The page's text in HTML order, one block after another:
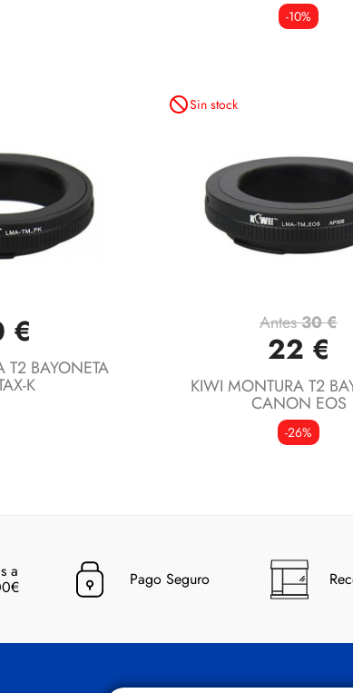
-10%
rápida
€
T2 BAYONETA
K
not_interestedSin stock
Vista rápida
Antes30 €
22 €
KIWI MONTURA T2
CANON EOS
-26%
a Pago Seguro